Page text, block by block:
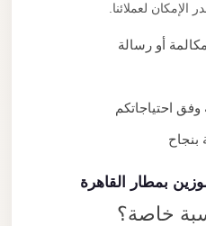
لعملائنا.
أو رسالة
احتياجاتكم
بمطار القاهرة
خاصة؟